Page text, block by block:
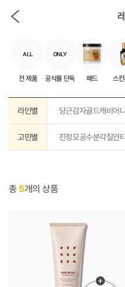
ALL
전 제품
ONLY
공식몰 단독 패드 스킨
라인별 당근감자골드캐비어
고민별 진정모공수분각질안
총 5개의 상품